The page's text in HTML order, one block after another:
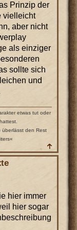
Prinzip der
vielleicht
aber nicht
als einziger
sollte sich
und
etwas tut oder
überlässt den Rest
hier immer
hier sogar